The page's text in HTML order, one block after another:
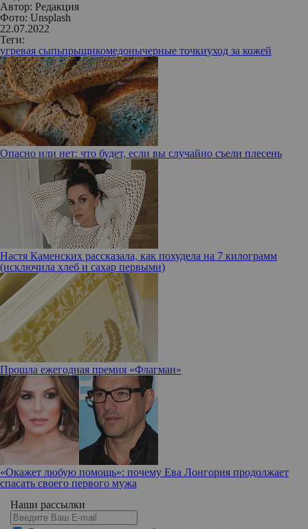
Автор: Редакция
Фото: Unsplash
22.07.2022
Теги:
угревая сыпьпрыщикомедонычерные точкиуход за кожей
Опасно или нет: что будет, если вы случайно съели плесень
Настя Каменских рассказала, как похудела на 7 килограмм
(исключила хлеб и сахар первыми)
Прошла ежегодная премия «Флагман»
«Окажет любую помощь»: почему Ева Лонгория продолжает
спасать своего первого мужа
Наши рассылки